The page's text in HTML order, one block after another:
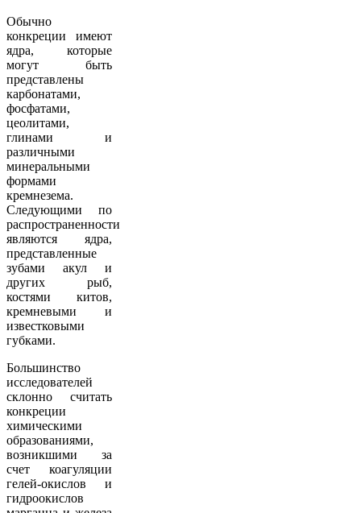
Обычно
конкреции имеют
ядра, которые
могут быть
представлены
карбонатами,
фосфатами,
цеолитами,
глинами и
различными
минеральными
формами
кремнезема.
Следующими по
распространенности
являются ядра,
представленные
зубами акул и
других рыб,
костями китов,
кремневыми и
известковыми
губками.
Большинство
исследователей
склонно считать
конкреции
химическими
образованиями,
возникшими за
счет коагуляции
гелей-окислов и
гидроокислов